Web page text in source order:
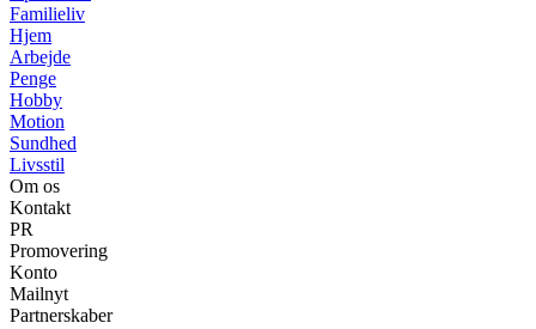
Familieliv
Hjem
Arbejde
Penge
Hobby
Motion
Sundhed
Livsstil
Om os
Kontakt
PR
Promovering
Konto
Mailnyt
Partnerskaber